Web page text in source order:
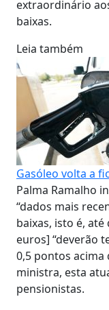
extraordinário
baixas.
Leia também
Gasóleo volta a
Palma Ramalho
“dados mais
baixas, isto é, até
euros] “deverão
0,5 pontos acima
ministra, esta
pensionistas.